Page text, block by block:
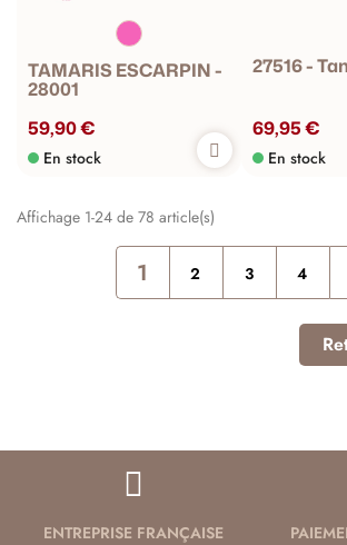
TAMARIS ESCARPIN -
28001
59,90 €
En stock
27516 -
69,95 €
En stock
Affichage 1-24 de 78 article(s)
1 2 3 4
ENTREPRISE FRANÇAISE